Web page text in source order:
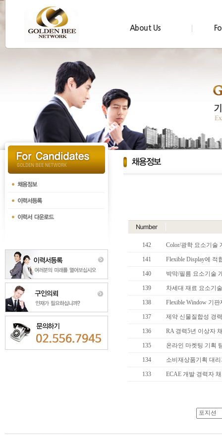
About Us
142 Color/광학 요소기술
141 Flexible Display에 적
140 박막/필름 요소기술
139 차세대 재료 요소기
138 Flexible Window 기
137 제약 신물질합성 경
136 RA 경력5년 이상자
135 온라인 마켓팅 기획
134 소비재상품기획 대
133 ECAE 개발 경력자